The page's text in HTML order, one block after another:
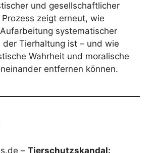
und gesellschaftlicher
zeigt erneut, wie
systematischer
der Tierhaltung ist – und wie
Wahrheit und moralische
entfernen können.
– Tierschutzskandal: